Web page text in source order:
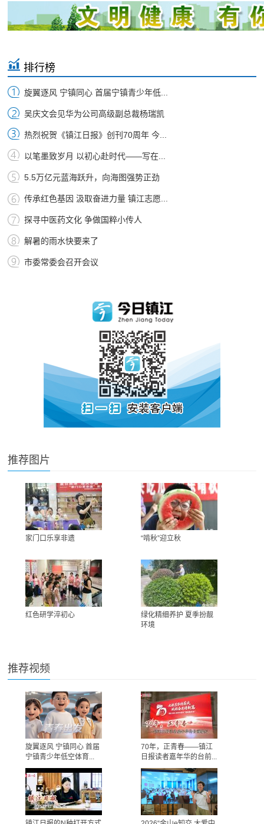
排行榜
旋翼逐风 宁镇同心 首届宁镇青少年低...
吴庆文会见华为公司高级副总裁杨瑞凯
热烈祝贺《镇江日报》创刊70周年 今...
以笔墨致岁月 以初心赴时代——写在...
5.5万亿元蓝海跃升，向海图强势正劲
传承红色基因 汲取奋进力量 镇江志愿...
探寻中医药文化 争做国粹小传人
解暑的雨水快要来了
市委常委会召开会议
推荐图片
家门口乐享非遗 “啃秋”迎立秋
红色研学淬初心
绿化精细养护 夏季扮靓
环境
推荐视频
旋翼逐风 宁镇同心 首届
宁镇青少年低空体育...
70年，正青春——镇江
日报读者嘉年华的台前...